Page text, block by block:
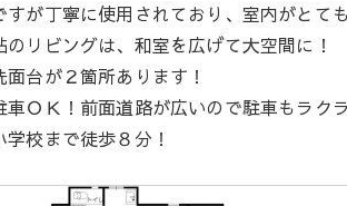
すが丁寧に使用されており、室内がとて
のリビングは、和室を広げて大空間に！
面台が２箇所あります！
車ＯＫ！前面道路が広いので駐車もラク
学校まで徒歩８分！